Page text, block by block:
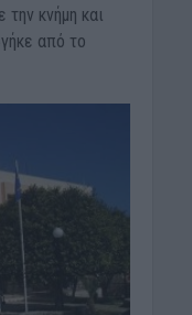
κνήμη και
από το